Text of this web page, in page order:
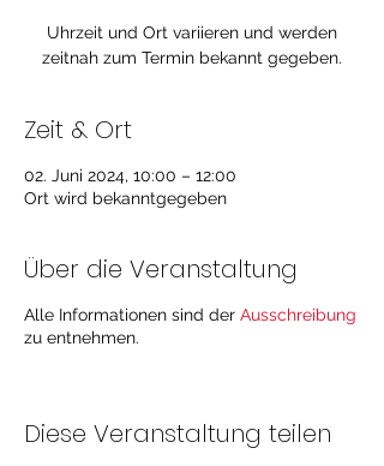
Uhrzeit und Ort variieren und werden
zeitnah zum Termin bekannt gegeben.
Zeit & Ort
02. Juni 2024, 10:00 – 12:00
Ort wird bekanntgegeben
Über die Veranstaltung
Alle Informationen sind der Ausschreibung
zu entnehmen.
Diese Veranstaltung teilen